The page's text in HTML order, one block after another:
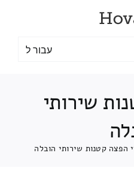
עבור ל
שירותי
הפצה קטנות שירותי הובלה